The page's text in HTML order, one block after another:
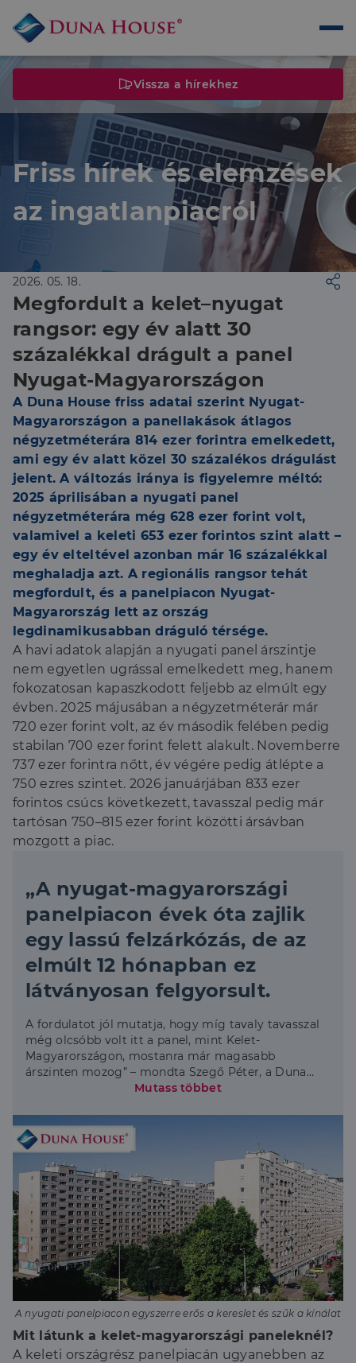
Vissza a hírekhez
Friss hírek és elemzések
az ingatlanpiacról
2026. 05. 18.
Megfordult a kelet–nyugat
rangsor: egy év alatt 30
százalékkal drágult a panel
Nyugat-Magyarországon
A Duna House friss adatai szerint Nyugat-
Magyarországon a panellakások átlagos
négyzetméterára 814 ezer forintra emelkedett,
ami egy év alatt közel 30 százalékos drágulást
jelent. A változás iránya is figyelemre méltó:
2025 áprilisában a nyugati panel
négyzetméterára még 628 ezer forint volt,
valamivel a keleti 653 ezer forintos szint alatt –
egy év elteltével azonban már 16 százalékkal
meghaladja azt. A regionális rangsor tehát
megfordult, és a panelpiacon Nyugat-
Magyarország lett az ország
legdinamikusabban dráguló térsége.
A havi adatok alapján a nyugati panel árszintje
nem egyetlen ugrással emelkedett meg, hanem
fokozatosan kapaszkodott feljebb az elmúlt egy
évben. 2025 májusában a négyzetméterár már
720 ezer forint volt, az év második felében pedig
stabilan 700 ezer forint felett alakult. Novemberre
737 ezer forintra nőtt, év végére pedig átlépte a
750 ezres szintet. 2026 januárjában 833 ezer
forintos csúcs következett, tavasszal pedig már
tartósan 750–815 ezer forint közötti ársávban
mozgott a piac.
„A nyugat-magyarországi
panelpiacon évek óta zajlik
egy lassú felzárkózás, de az
elmúlt 12 hónapban ez
látványosan felgyorsult.
A fordulatot jól mutatja, hogy míg tavaly tavasszal
még olcsóbb volt itt a panel, mint Kelet-
Magyarországon, mostanra már magasabb
árszinten mozog” – mondta Szegő Péter, a Duna
House vezető elemzője.Mutass többet
A nyugati panelpiacon egyszerre erős a kereslet és szűk a kínálat
Mit látunk a kelet-magyarországi paneleknél?
A keleti országrész panelpiacán ugyanebben az